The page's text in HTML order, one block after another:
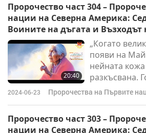
десетки
работи
границите
големи
много пари.
такива неща
Пророчество част 304 –
нации на Северна Америка:
Воините на дъгата и Възходът
20:40
„Когато
появи на
нейната
разкъсвана.
Нейният дъх
ветрове.
трепереща
2024-06-23 Пророчества на Първите
Пророчество част 303 –
нации на Северна Америка: